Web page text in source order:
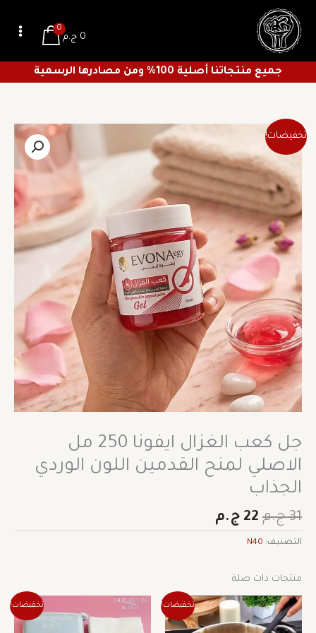
المحتوى
0 ج.م
0
جميع منتجاتنا أصلية 100% ومن مصادرها الرسمية
تخفيضات!
جل كعب الغزال ايفونا 250 مل
الاصلي لمنح القدمين اللون الوردي
الجذاب
31 ج.م
الأصلي
هو:
22 ج.م
السعر
الحالي
هو:
22 ج.م.
التصنيف: N40
منتجات ذات صلة
تخفيضات!
السعر
الأصلي
هو:
السعر
الحالي
هو:
تخفيضات!
الأصلي
هو:
السعر
الحالي